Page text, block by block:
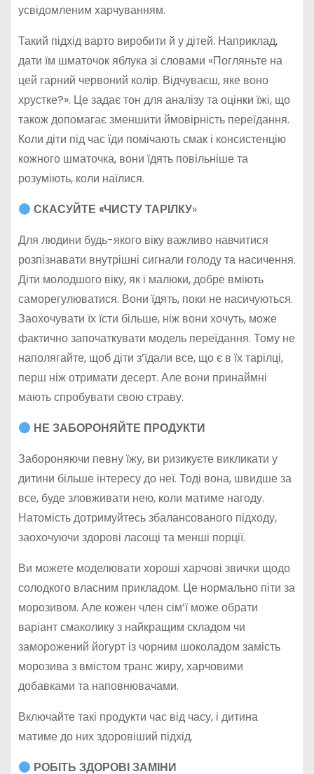
усвідомленим харчуванням.
Такий підхід варто виробити й у дітей. Наприклад,
дати їм шматочок яблука зі словами «Погляньте на
цей гарний червоний колір. Відчуваєш, яке воно
хрустке?». Це задає тон для аналізу та оцінки їжі, що
також допомагає зменшити ймовірність переїдання.
Коли діти під час їди помічають смак і консистенцію
кожного шматочка, вони їдять повільніше та
розуміють, коли наїлися.
СКАСУЙТЕ «ЧИСТУ ТАРІЛКУ»
Для людини будь-якого віку важливо навчитися
розпізнавати внутрішні сигнали голоду та насичення.
Діти молодшого віку, як і малюки, добре вміють
саморегулюватися. Вони їдять, поки не насичуються.
Заохочувати їх їсти більше, ніж вони хочуть, може
фактично започаткувати модель переїдання. Тому не
наполягайте, щоб діти з’їдали все, що є в їх тарілці,
перш ніж отримати десерт. Але вони принаймні
мають спробувати свою страву.
НЕ ЗАБОРОНЯЙТЕ ПРОДУКТИ
Забороняючи певну їжу, ви ризикуєте викликати у
дитини більше інтересу до неї. Тоді вона, швидше за
все, буде зловживати нею, коли матиме нагоду.
Натомість дотримуйтесь збалансованого підходу,
заохочуючи здорові ласощі та менші порції.
Ви можете моделювати хороші харчові звички щодо
солодкого власним прикладом. Це нормально піти за
морозивом. Але кожен член сім’ї може обрати
варіант смаколику з найкращим складом чи
заморожений йогурт із чорним шоколадом замість
морозива з вмістом транс жиру, харчовими
добавками та наповнювачами.
Включайте такі продукти час від часу, і дитина
матиме до них здоровіший підхід.
РОБІТЬ ЗДОРОВІ ЗАМІНИ